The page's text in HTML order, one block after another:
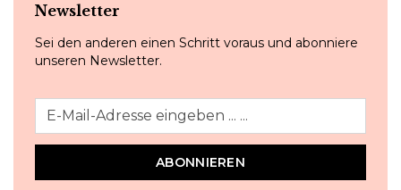
Newsletter
Sei den anderen einen Schritt voraus und abonniere
unseren Newsletter.
ABONNIEREN